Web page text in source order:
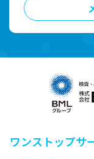
ワンストップサ